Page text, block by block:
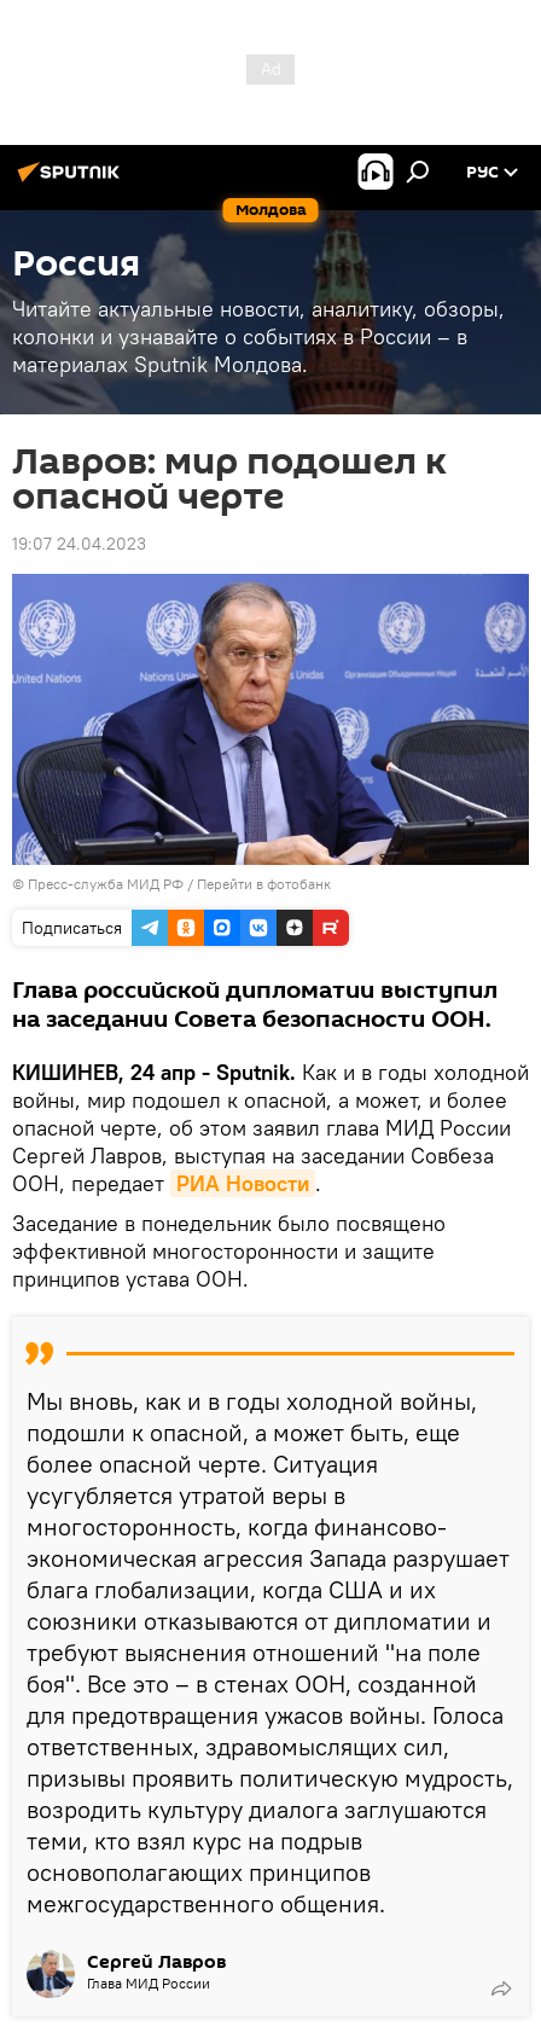
Молдова
РУС
Россия
Читайте актуальные новости, аналитику, обзоры,
колонки и узнавайте о событиях в России – в
материалах Sputnik Молдова.
Лавров: мир подошел к
опасной черте
19:07 24.04.2023
© Пресс-служба МИД РФ / Перейти в фотобанк
Подписаться
Глава российской дипломатии выступил
на заседании Совета безопасности ООН.
КИШИНЕВ, 24 апр - Sputnik. Как и в годы холодной
войны, мир подошел к опасной, а может, и более
опасной черте, об этом заявил глава МИД России
Сергей Лавров, выступая на заседании Совбеза
ООН, передает РИА Новости .
Заседание в понедельник было посвящено
эффективной многосторонности и защите
принципов устава ООН.
Мы вновь, как и в годы холодной войны,
подошли к опасной, а может быть, еще
более опасной черте. Ситуация
усугубляется утратой веры в
многосторонность, когда финансово-
экономическая агрессия Запада разрушает
блага глобализации, когда США и их
союзники отказываются от дипломатии и
требуют выяснения отношений "на поле
боя". Все это – в стенах ООН, созданной
для предотвращения ужасов войны. Голоса
ответственных, здравомыслящих сил,
призывы проявить политическую мудрость,
возродить культуру диалога заглушаются
теми, кто взял курс на подрыв
основополагающих принципов
межгосударственного общения.
Сергей Лавров
Глава МИД России